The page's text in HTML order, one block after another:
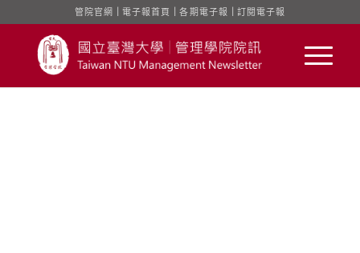
管院官網 電子報首頁 ｜各期電子報 訂閱電子報